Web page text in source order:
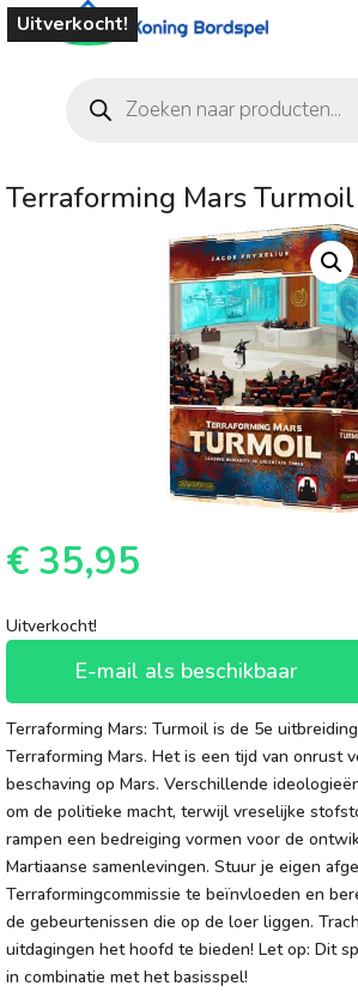
zoeken
Uitverkocht!
Terraforming Mars Turmoil
€ 35,95
Uitverkocht!
E-mail als beschikbaar
Terraforming Mars: Turmoil is de 5e
Terraforming Mars. Het is een tijd van onrust
beschaving op Mars. Verschillende
om de politieke macht, terwijl vreselijke
rampen een bedreiging vormen voor de
Martiaanse samenlevingen. Stuur je eigen
Terraformingcommissie te beïnvloeden en
de gebeurtenissen die op de loer liggen.
uitdagingen het hoofd te bieden! Let op: Dit
in combinatie met het basisspel!